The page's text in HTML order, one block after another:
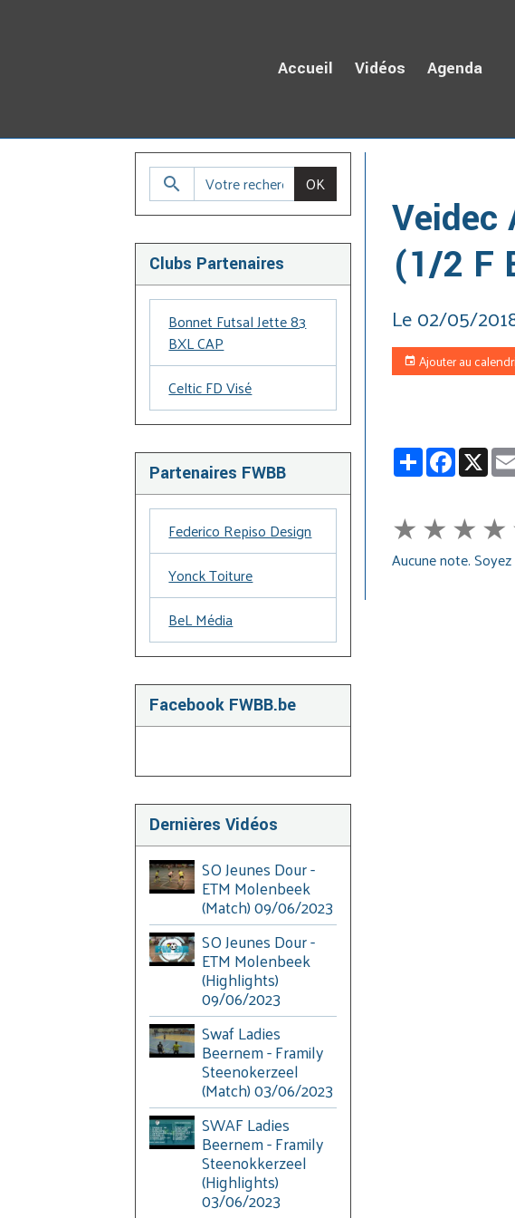
Accueil Vidéos Agenda
Veidec
(1/2 F
Le 02/05/
Ajouter au
PartagerFacebook
X
★★★★
Aucune note.
OK
Clubs Partenaires
Bonnet Futsal Jette 83
BXL CAP
Celtic FD Visé
Partenaires FWBB
Federico Repiso Design
Yonck Toiture
BeL Média
Facebook FWBB.be
Dernières Vidéos
SO Jeunes Dour -
ETM Molenbeek
(Match) 09/06/2023
SO Jeunes Dour -
ETM Molenbeek
(Highlights)
09/06/2023
Swaf Ladies
Beernem - Framily
Steenokerzeel
(Match) 03/06/2023
SWAF Ladies
Beernem - Framily
Steenokkerzeel
(Highlights)
03/06/2023